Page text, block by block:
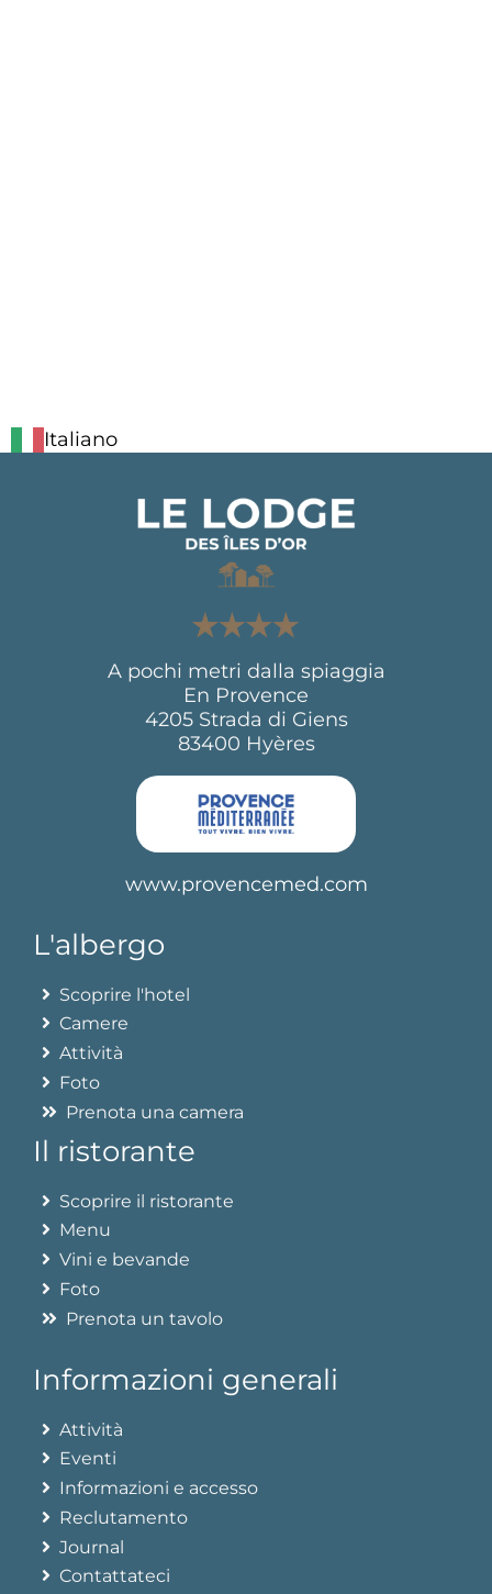
Italiano
A pochi metri dalla spiaggia
En Provence
4205 Strada di Giens
83400 Hyères
www.provencemed.com
L'albergo
Scoprire l'hotel
Camere
Attività
Foto
Prenota una camera
Il ristorante
Scoprire il ristorante
Menu
Vini e bevande
Foto
Prenota un tavolo
Informazioni generali
Attività
Eventi
Informazioni e accesso
Reclutamento
Journal
Contattateci